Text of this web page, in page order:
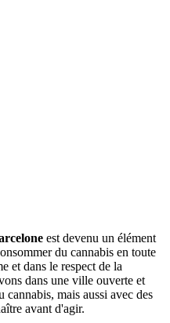
est devenu un élément
du cannabis en toute
et dans le respect de la
dans une ville ouverte et
mais aussi avec des
avant d'agir.